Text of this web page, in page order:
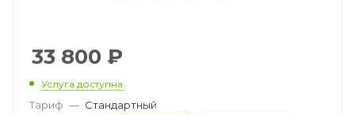
33 800 ₽
Услуга доступна
Тариф — Стандартный